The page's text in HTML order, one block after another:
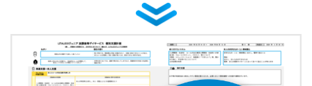
プログラムは、講座を聞くだけでなく、テキストに書き込んでいただい
たり、保護者さまと講師とで対話したりしながら進めます。
受講時に学んだ内容を自宅に帰ってお子さまに実践していただき、そ
の結果を後日報告いただき振り返りしていきます。
お子さまにあった関わりを習慣的に実践していただけるように、座学
と実践の繰り返しで講師がサポートしていきます。